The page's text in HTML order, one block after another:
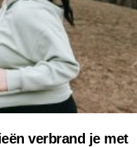
verbrand je met